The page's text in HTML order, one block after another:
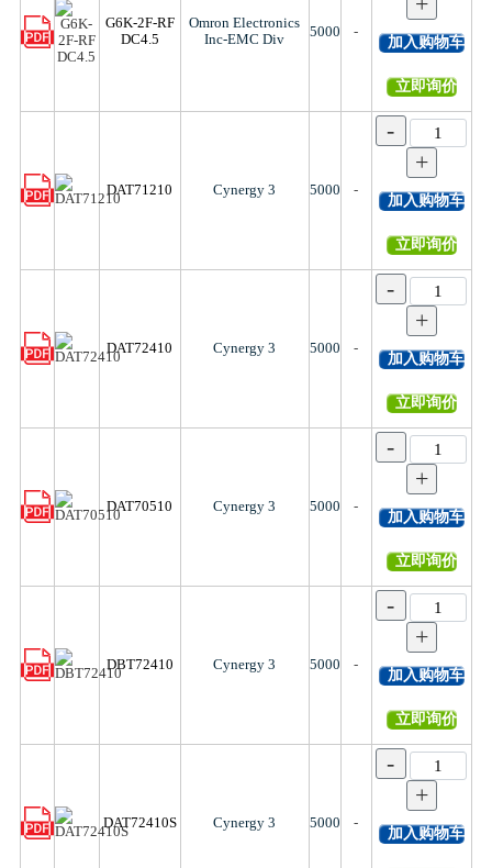
G6K-2F-RF
DC4.5
Omron Electronics
Inc-EMC Div
5000 -
加入购物车
立即询价
DAT71210 Cynergy 3 5000 -
-
+
加入购物车
立即询价
DAT72410 Cynergy 3 5000 -
-
+
加入购物车
立即询价
DAT70510 Cynergy 3 5000 -
-
+
加入购物车
立即询价
DBT72410 Cynergy 3 5000 -
-
+
加入购物车
立即询价
DAT72410S Cynergy 3 5000 -
-
+
加入购物车